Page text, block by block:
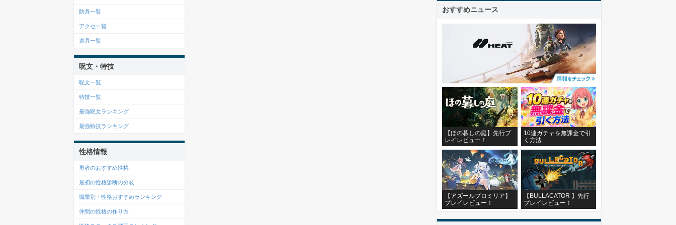
防具一覧
アクセ一覧
道具一覧
呪文・特技
呪文一覧
特技一覧
最強呪文ランキング
最強特技ランキング
性格情報
勇者のおすすめ性格
最初の性格診断の分岐
職業別・性格おすすめランキング
仲間の性格の作り方
おすすめニュース
【ほの暮しの庭】先行プ
レイレビュー！
10連ガチャを無課金で引
く方法
【アズールプロミリア】
プレイレビュー！
【BULLACATOR 】先行
プレイレビュー！